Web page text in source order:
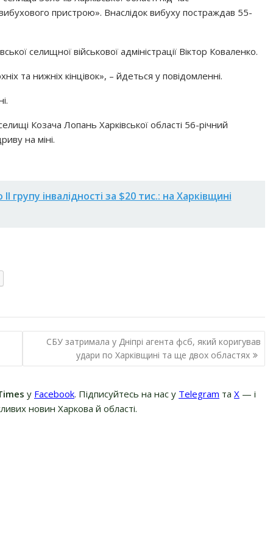
пристрою». Внаслідок вибуху постраждав 55-
селищної військової адміністрації Віктор Коваленко.
та нижніх кінцівок», – йдеться у повідомленні.
Козача Лопань Харківської області 56-річний
на міні.
групу інвалідності за $20 тис.: на Харківщині
СБУ затримала у Дніпрі агента фсб, який коригував
удари по Харківщині та ще двох областях
у Facebook. Підписуйтесь на нас у Telegram та Х — і
новин Харкова й області.